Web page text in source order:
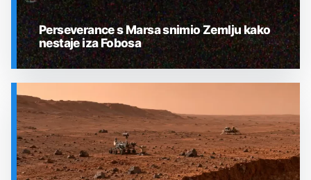
SVEMIR
Perseverance s Marsa snimio Zemlju kako
nestaje iza Fobosa